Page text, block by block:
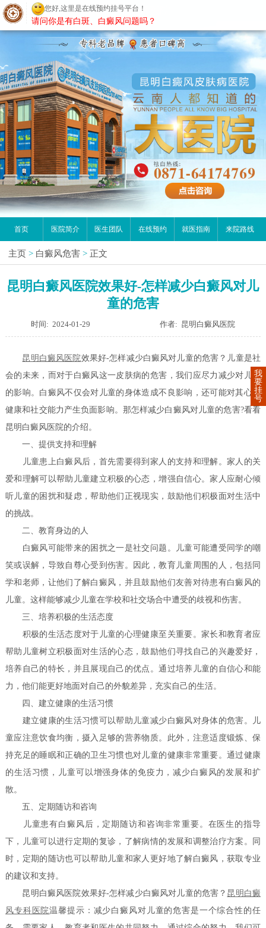
昆明白癜风医院
首页 医院简介 医生团队 在线预约 就医指南 来院路线
主页 > 白癜风危害 > 正文
昆明白癜风医院效果好-怎样减少白癜风对儿
童的危害
时间: 2024-01-29 作者: 昆明白癜风医院
昆明白癜风医院效果好-怎样减少白癜风对儿童的危害？儿童是社
会的未来，而对于白癜风这一皮肤病的危害，我们应尽力减少对儿童
的影响。白癜风不仅会对儿童的身体造成不良影响，还可能对其心理
健康和社交能力产生负面影响。那怎样减少白癜风对儿童的危害?看看
昆明白癜风医院的介绍。
一、提供支持和理解
儿童患上白癜风后，首先需要得到家人的支持和理解。家人的关
爱和理解可以帮助儿童建立积极的心态，增强自信心。家人应耐心倾
听儿童的困扰和疑虑，帮助他们正视现实，鼓励他们积极面对生活中
的挑战。
二、教育身边的人
白癜风可能带来的困扰之一是社交问题。儿童可能遭受同学的嘲
笑或误解，导致自尊心受到伤害。因此，教育儿童周围的人，包括同
学和老师，让他们了解白癜风，并且鼓励他们友善对待患有白癜风的
儿童。这样能够减少儿童在学校和社交场合中遭受的歧视和伤害。
三、培养积极的生活态度
积极的生活态度对于儿童的心理健康至关重要。家长和教育者应
帮助儿童树立积极面对生活的心态，鼓励他们寻找自己的兴趣爱好，
培养自己的特长，并且展现自己的优点。通过培养儿童的自信心和能
力，他们能更好地面对自己的外貌差异，充实自己的生活。
四、建立健康的生活习惯
建立健康的生活习惯可以帮助儿童减少白癜风对身体的危害。儿
童应注意饮食均衡，摄入足够的营养物质。此外，注意适度锻炼、保
持充足的睡眠和正确的卫生习惯也对儿童的健康非常重要。通过健康
的生活习惯，儿童可以增强身体的免疫力，减少白癜风的发展和扩
散。
五、定期随访和咨询
儿童患有白癜风后，定期随访和咨询非常重要。在医生的指导
下，儿童可以进行定期的复诊，了解病情的发展和调整治疗方案。同
时，定期的随访也可以帮助儿童和家人更好地了解白癜风，获取专业
的建议和支持。
昆明白癜风医院效果好-怎样减少白癜风对儿童的危害？ 昆明白癜
风专科医院温馨提示：减少白癜风对儿童的危害是一个综合性的任
我
要
挂
号
您好,这里是在线预约挂号平台！
请问你是有白斑、白癜风问题吗？